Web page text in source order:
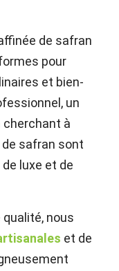
de safran
pour
et bien-
un
cherchant à
safran sont
luxe et de
nous
et de